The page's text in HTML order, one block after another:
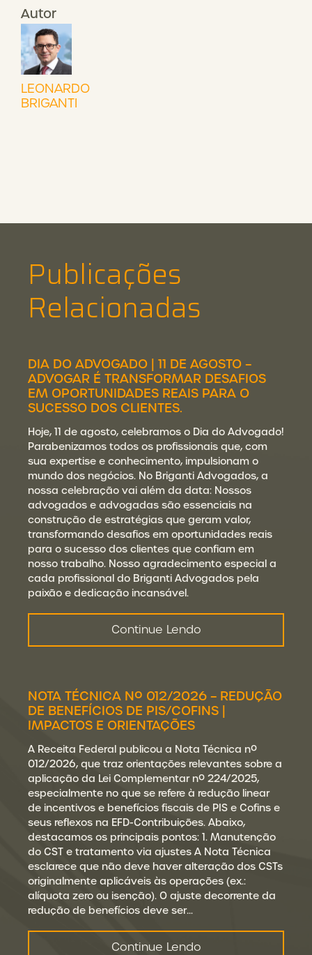
Autor
LEONARDO
BRIGANTI
Publicações
Relacionadas
DIA DO ADVOGADO | 11 DE AGOSTO –
ADVOGAR É TRANSFORMAR DESAFIOS
EM OPORTUNIDADES REAIS PARA O
SUCESSO DOS CLIENTES.
Hoje, 11 de agosto, celebramos o Dia do Advogado!
Parabenizamos todos os profissionais que, com
sua expertise e conhecimento, impulsionam o
mundo dos negócios. No Briganti Advogados, a
nossa celebração vai além da data: Nossos
advogados e advogadas são essenciais na
construção de estratégias que geram valor,
transformando desafios em oportunidades reais
para o sucesso dos clientes que confiam em
nosso trabalho. Nosso agradecimento especial a
cada profissional do Briganti Advogados pela
paixão e dedicação incansável.
Continue Lendo
NOTA TÉCNICA Nº 012/2026 – REDUÇÃO
DE BENEFÍCIOS DE PIS/COFINS |
IMPACTOS E ORIENTAÇÕES
A Receita Federal publicou a Nota Técnica nº
012/2026, que traz orientações relevantes sobre a
aplicação da Lei Complementar nº 224/2025,
especialmente no que se refere à redução linear
de incentivos e benefícios fiscais de PIS e Cofins e
seus reflexos na EFD-Contribuições. Abaixo,
destacamos os principais pontos: 1. Manutenção
do CST e tratamento via ajustes A Nota Técnica
esclarece que não deve haver alteração dos CSTs
originalmente aplicáveis às operações (ex.:
alíquota zero ou isenção). O ajuste decorrente da
redução de benefícios deve ser…
Continue Lendo